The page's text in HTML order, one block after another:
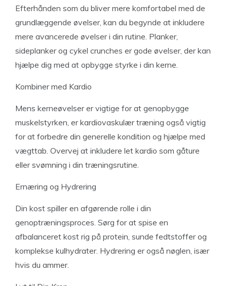
Efterhånden som du bliver mere komfortabel med de
grundlæggende øvelser, kan du begynde at inkludere
mere avancerede øvelser i din rutine. Planker,
sideplanker og cykel crunches er gode øvelser, der kan
hjælpe dig med at opbygge styrke i din kerne.
Kombiner med Kardio
Mens kerneøvelser er vigtige for at genopbygge
muskelstyrken, er kardiovaskulær træning også vigtig
for at forbedre din generelle kondition og hjælpe med
vægttab. Overvej at inkludere let kardio som gåture
eller svømning i din træningsrutine.
Ernæring og Hydrering
Din kost spiller en afgørende rolle i din
genoptræningsproces. Sørg for at spise en
afbalanceret kost rig på protein, sunde fedtstoffer og
komplekse kulhydrater. Hydrering er også nøglen, især
hvis du ammer.